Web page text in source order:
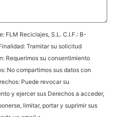
FLM Reciclajes, S.L. C.I.F.: B-
Tramitar su solicitud
Requerimos su consentimiento
No compartimos sus datos con
Puede revocar su
y ejercer sus Derechos a acceder,
limitar, portar y suprimir sus